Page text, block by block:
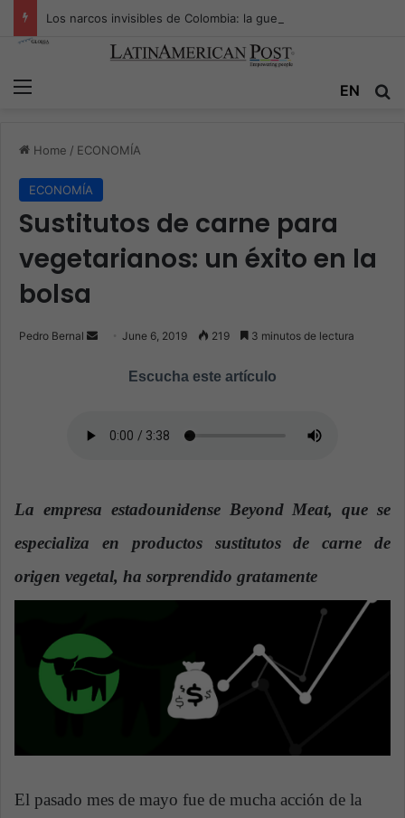
EN
Home / ECONOMÍA
ECONOMÍA
Sustitutos de carne para
vegetarianos: un éxito en la
bolsa
Pedro Bernal
a
June 6, 2019 219 3 minutos de lectura
Escucha este artículo
La empresa estadounidense Beyond Meat, que se
especializa en productos sustitutos de carne de
origen vegetal, ha sorprendido gratamente
El pasado mes de mayo fue de mucha acción de la